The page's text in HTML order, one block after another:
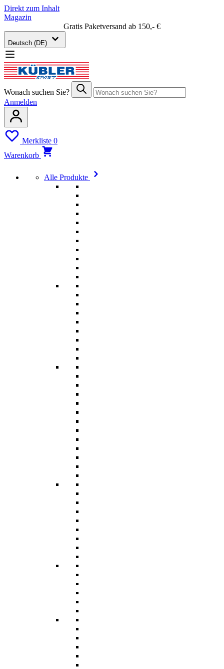
Direkt zum Inhalt
Magazin
Gratis Paketversand ab 150,- €
Deutsch (DE)
Wonach suchen Sie?
Anmelden
Merkliste 0
Warenkorb
Alle Produkte